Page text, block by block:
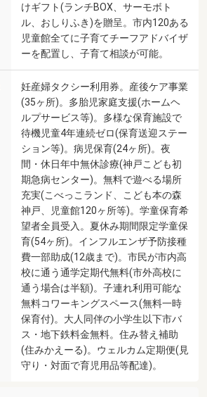
けギフト(ランチBOX、サーモボト
ル、おしりふき)を贈呈。市内120ある
児童館全てに子育てチーフアドバイザ
ーを配置し、子育て相談が可能。
妊産婦タクシー利用券。産後ケア事業
(35ヶ所)。多胎児家庭支援(ホームヘ
ルプサービス等)。多様な保育施設で
待機児童4年連続ゼロ(保育送迎ステー
ション等)。病児保育(24ヶ所)。夜
間・休日年中無休診療(神戸こども初
期急病センター)。無料で遊べる場所
充実(こべっこランド、こども本の森
神戸、児童館120ヶ所等)。学童保育希
望者全員受入。夏休み期間限定学童保
育(54ヶ所)。インフルエンザ予防接種
費一部助成(12歳まで)。市民が市内高
校に通う通学定期代無料(市外高校に
通う場合は半額)。子連れ利用可能な
無料コワーキングスペース(無料一時
保育付)。大人同伴の小学生以下市バ
ス・地下鉄料金無料。住み替え補助
(住みかえーる)。ウェルカム定期便(見
守り・対面で育児用品等配達)。